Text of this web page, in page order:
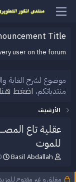
Title
user on the forum.
موضوع لشرح الغاية
منتدياتكم، اضغط
الأرشيف
عقلية تاع
للموت
ب
د
Basil Abdallah
ت
مغلق و غير مفتوح